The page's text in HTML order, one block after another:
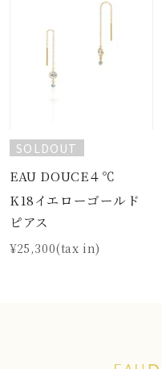
SOLDOUT
EAU DOUCE４℃
K18イエローゴールド
ピアス
¥25,300(tax in)